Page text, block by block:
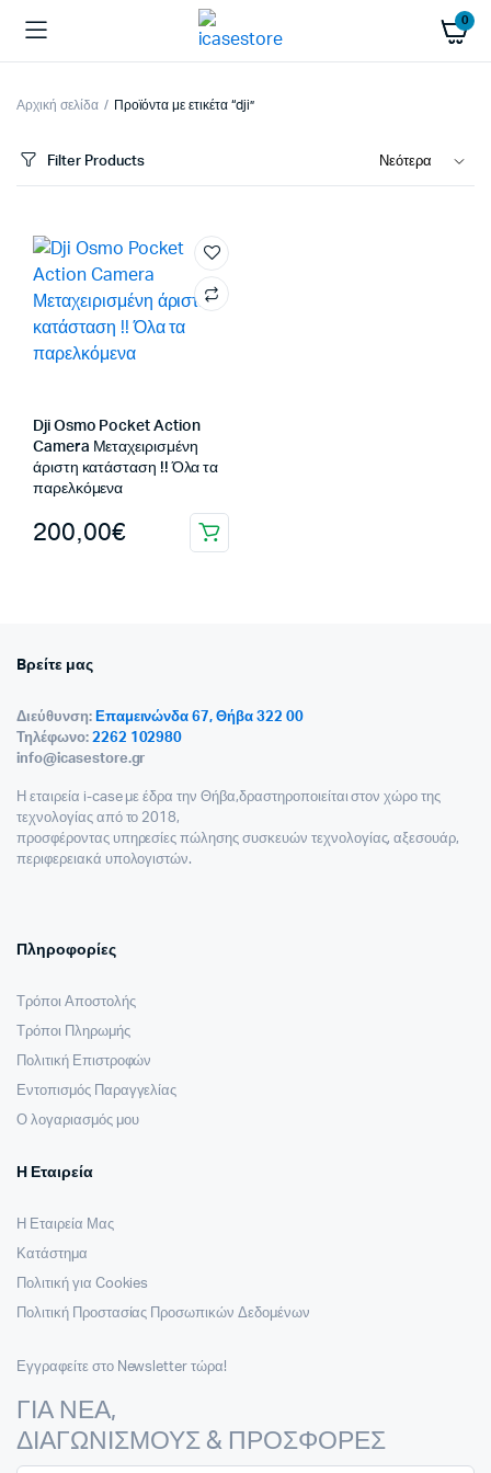
0
Αρχική σελίδα Προϊόντα με ετικέτα “dji”
Filter Products
Dji Osmo Pocket Action
Camera Μεταχειρισμένη
άριστη κατάσταση !! Όλα τα
παρελκόμενα
200,00€
Bρείτε μας
Διεύθυνση: Επαμεινώνδα 67, Θήβα 322 00
Τηλέφωνο: 2262 102980
info@icasestore.gr
Η εταιρεία i-case με έδρα την Θήβα,δραστηροποιείται στον χώρο της
τεχνολογίας από το 2018,
προσφέροντας υπηρεσίες πώλησης συσκευών τεχνολογίας, αξεσουάρ,
περιφερειακά υπολογιστών.
Πληροφορίες
Τρόποι Αποστολής
Τρόποι Πληρωμής
Πολιτική Επιστροφών
Εντοπισμός Παραγγελίας
Ο λογαριασμός μου
Η Εταιρεία
Η Εταιρεία Μας
Κατάστημα
Πολιτική για Cookies
Πολιτική Προστασίας Προσωπικών Δεδομένων
Εγγραφείτε στο Newsletter τώρα!
ΓΙΑ ΝΕΑ,
ΔΙΑΓΩΝΙΣΜΟΥΣ & ΠΡΟΣΦΟΡΕΣ